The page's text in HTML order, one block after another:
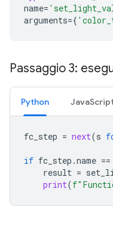
name=
arguments={
Passaggio 3:
Python
fc_step = next(s
if fc_step .name ==
result =
print(f